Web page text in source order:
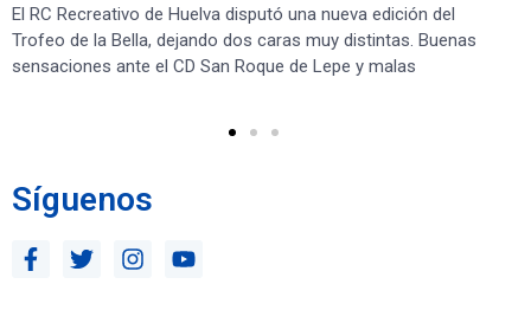
El RC Recreativo de Huelva disputó una nueva edición del
Trofeo de la Bella, dejando dos caras muy distintas. Buenas
sensaciones ante el CD San Roque de Lepe y malas
Síguenos